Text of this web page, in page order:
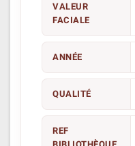
VALEUR
FACIALE
ANNÉE
QUALITÉ
REF